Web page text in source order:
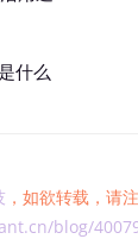
什么
，如欲转载，请
blog/